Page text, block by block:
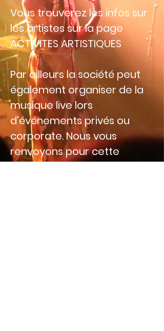
Vous trouverez les infos sur
les artistes sur la page
ACTIVITES ARTISTIQUES
Par ailleurs la société peut
également organiser de la
musique live lors
d'événements privés ou
corporate. Nous vous
renvoyons pour cette